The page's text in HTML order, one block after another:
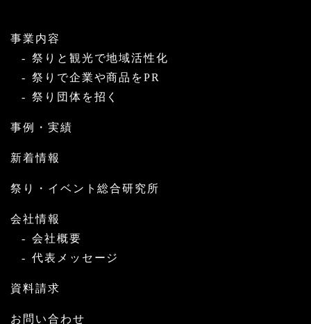
事業内容
祭りと観光で地域活性化
祭りで企業や商品をPR
祭り団体を招く
事例・実績
新着情報
祭り・イベント総合研究所
会社情報
会社概要
代表メッセージ
資料請求
お問い合わせ